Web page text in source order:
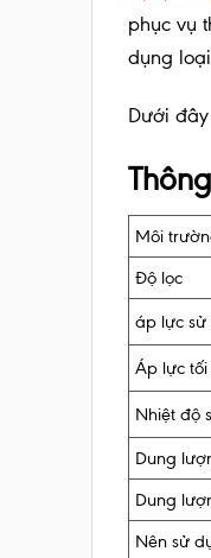
phục vụ
dụng
Dưới
Môi
Độ lọc
áp lực sử
Áp lực
Nhiệt độ
Dung
Dung
Nên sử